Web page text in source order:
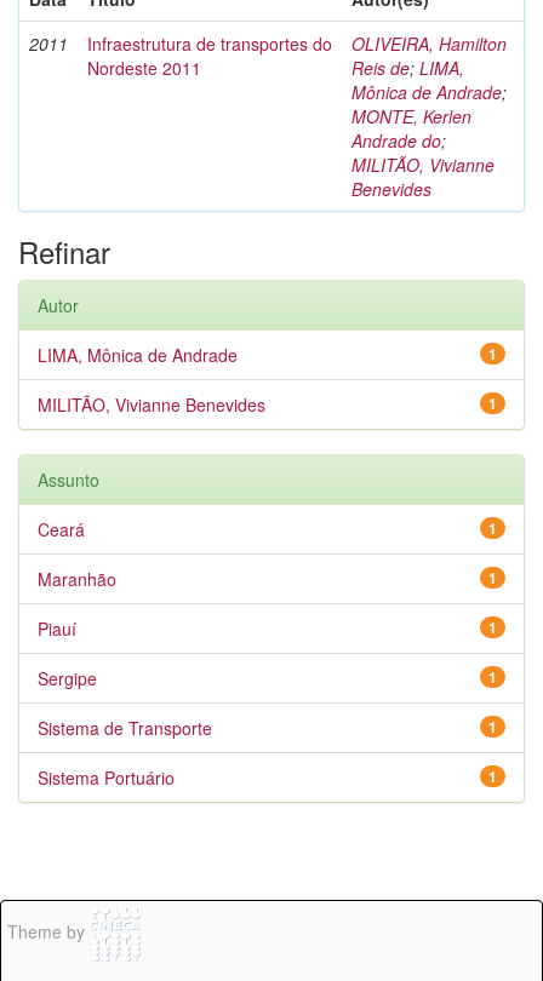
2011
Infraestrutura de transportes do
Nordeste 2011
OLIVEIRA, Hamilton
Reis de; LIMA,
Mônica de Andrade;
MONTE, Kerlen
Andrade do;
MILITÃO, Vivianne
Benevides
Refinar
Autor
1
LIMA, Mônica de Andrade
1
MILITÃO, Vivianne Benevides
Assunto
1
Ceará
1
Maranhão
1
Piauí
1
Sergipe
1
Sistema de Transporte
1
Sistema Portuário
Theme by